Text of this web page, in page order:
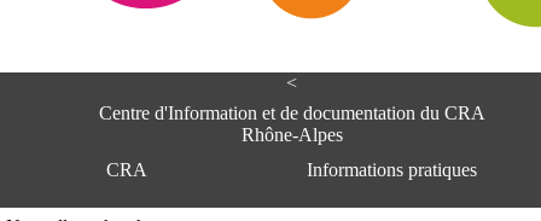
<
Centre d'Information et de documentation du CRA
Rhône-Alpes
CRA
Informations pratiques
e